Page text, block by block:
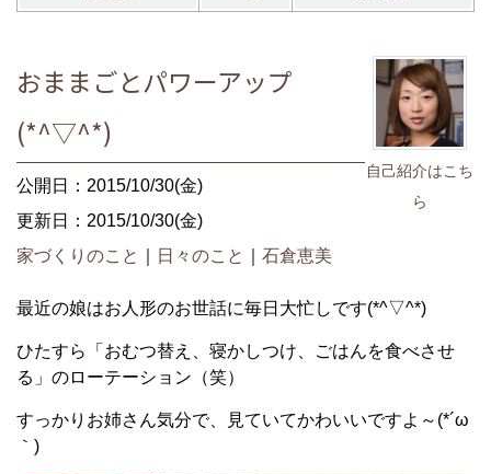
自己紹介はこち
ら
おままごとパワーアップ
(*^▽^*)
公開日：2015/10/30(金)
更新日：2015/10/30(金)
家づくりのこと
日々のこと 石倉恵美
最近の娘はお人形のお世話に毎日大忙しです(*^▽^*)
ひたすら「おむつ替え、寝かしつけ、ごはんを食べさせ
る」のローテーション（笑）
すっかりお姉さん気分で、見ていてかわいいですよ～(*´ω
｀)